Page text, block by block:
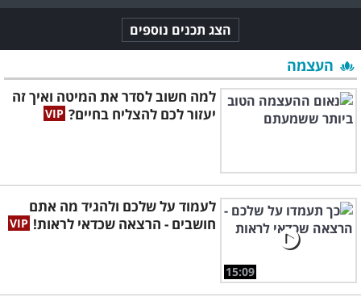
הצג תכנים נוספים
העצמה
למה חשוב לסדר את המיטה ואיך זה
יעזור לכם להצליח בחיים?
15:09
לעמוד על שלכם ולהגיד מה אתם
חושבים - הרצאה שכדאי לראות!